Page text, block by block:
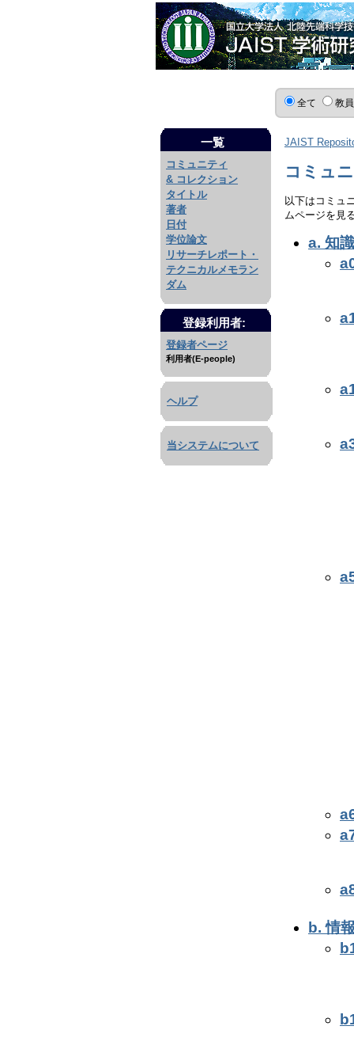
全て 教
一覧
コミュニティ
& コレクション
タイトル
著者
日付
学位論文
リサーチレポート・
テクニカルメモラン
ダム
登録利用者:
登録者ページ
利用者(E-people)
ヘルプ
当システムについて
JAIST
コミュ
以下はコミュ
ムページを見
a. 知
b. 情